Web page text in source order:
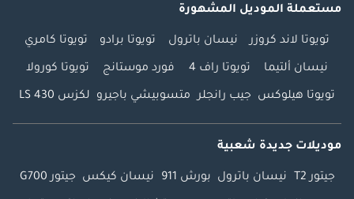
مستعملة الموديل المشهورة
تويوتا لاند كروزر نيسان باترول تويوتا برادو تويوتا كامري
نيسان ألتيما تويوتا راف 4 فورد موستانج تويوتا كورولا
تويوتا هيلوكس جيب رانجلر متسوبيشي باجيرو لكزس LS 430
موديلات جديدة شعبية
جيتور T2 نيسان باترول بورش 911 نيسان كيكس جيتور G700